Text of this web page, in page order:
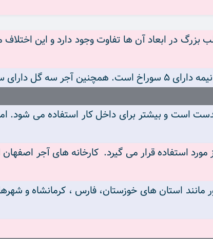
بزرگ در ابعاد آن ها تفاوت وجود دارد و این
استفاده قرار می گیرد. کارخانه های آجر
استان های خوزستان، فارس ، کرمانشاه و